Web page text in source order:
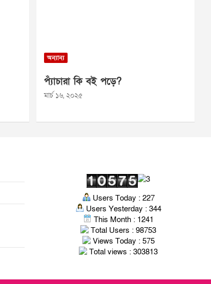
অন্যান্য
প্যাঁচারা কি বই পড়ে?
মার্চ ১৬, ২০২৫
Users Today : 227
Users Yesterday : 344
This Month : 1241
Total Users : 98753
Views Today : 575
Total views : 303813